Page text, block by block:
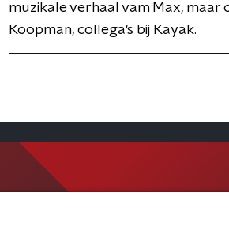
muzikale verhaal vam Max, maar
Koopman, collega's bij Kayak.